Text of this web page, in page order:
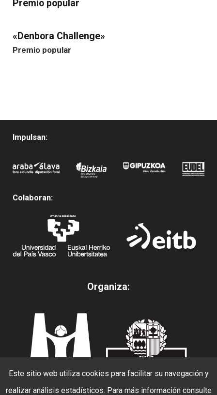
Premio popular
«Denbora Challenge»
Premio popular
Impulsan:
Colaboran:
Organiza:
Este sitio web utiliza cookies para facilitar su navegación y
realizar análisis estadísticos. Para más información consulte